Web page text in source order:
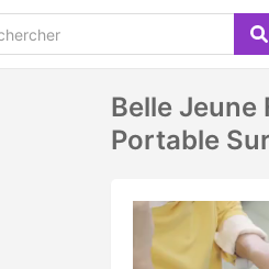
Belle
Portable